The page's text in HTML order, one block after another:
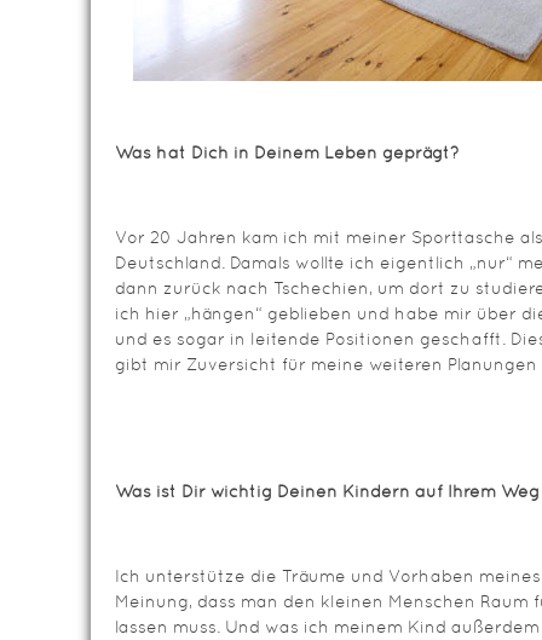
Was hat Dich in Deinem Leben geprägt?
Vor 20 Jahren kam ich mit meiner Sporttasche
Deutschland. Damals wollte ich eigentlich „nur“
dann zurück nach Tschechien, um dort zu
ich hier „hängen“ geblieben und habe mir über
und es sogar in leitende Positionen geschafft.
gibt mir Zuversicht für meine weiteren Planungen
Was ist Dir wichtig Deinen Kindern auf Ihrem
Ich unterstütze die Träume und Vorhaben
Meinung, dass man den kleinen Menschen
lassen muss. Und was ich meinem Kind